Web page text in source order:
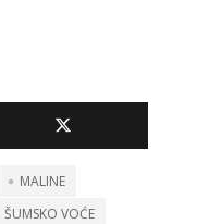
MALINE
ŠUMSKO VOĆE